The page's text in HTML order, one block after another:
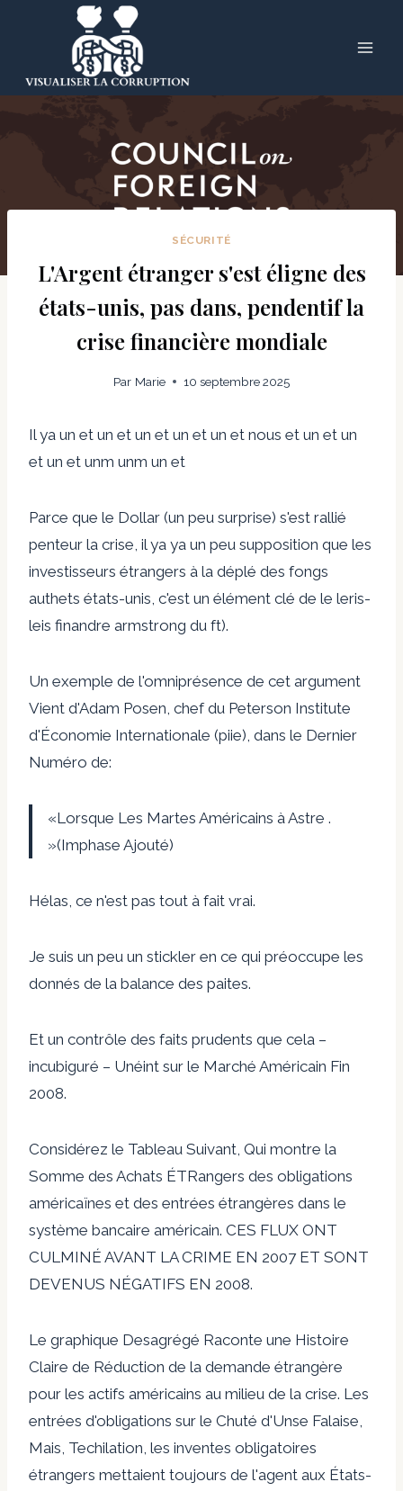
SÉCURITÉ
L'Argent étranger s'est éligne des
états-unis, pas dans, pendentif la
crise financière mondiale
Par Marie 10 septembre 2025
Il ya un et un et un et un et un et nous et un et un
et un et unm unm un et
Parce que le Dollar (un peu surprise) s'est rallié
penteur la crise, il ya ya un peu supposition que les
investisseurs étrangers à la déplé des fongs
authets états-unis, c'est un élément clé de le leris-
leis finandre armstrong du ft).
Un exemple de l'omniprésence de cet argument
Vient d'Adam Posen, chef du Peterson Institute
d'Économie Internationale (piie), dans le Dernier
Numéro de:
«Lorsque Les Martes Américains à Astre .
»(Imphase Ajouté)
Hélas, ce n'est pas tout à fait vrai.
Je suis un peu un stickler en ce qui préoccupe les
donnés de la balance des paites.
Et un contrôle des faits prudents que cela –
incubiguré – Unéint sur le Marché Américain Fin
2008.
Considérez le Tableau Suivant, Qui montre la
Somme des Achats ÉTRangers des obligations
américaïnes et des entrées étrangères dans le
système bancaire américain. CES FLUX ONT
CULMINÉ AVANT LA CRIME EN 2007 ET SONT
DEVENUS NÉGATIFS EN 2008.
Le graphique Desagrégé Raconte une Histoire
Claire de Réduction de la demande étrangère
pour les actifs américains au milieu de la crise. Les
entrées d'obligations sur le Chuté d'Unse Falaise,
Mais, Techilation, les inventes obligatoires
étrangers mettaient toujours de l'agent aux États-